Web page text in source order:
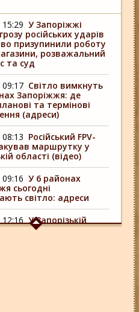
У Запоріжжі
російських ударів
призупинили роботу
розважальний
та суд
Світло вимкнуть
Запоріжжя: де
та термінові
(адреси)
Російський FPV-
маршрутку у
області (відео)
У 6 районах
сьогодні
світло: адреси
У Запорізькій
оштрафували